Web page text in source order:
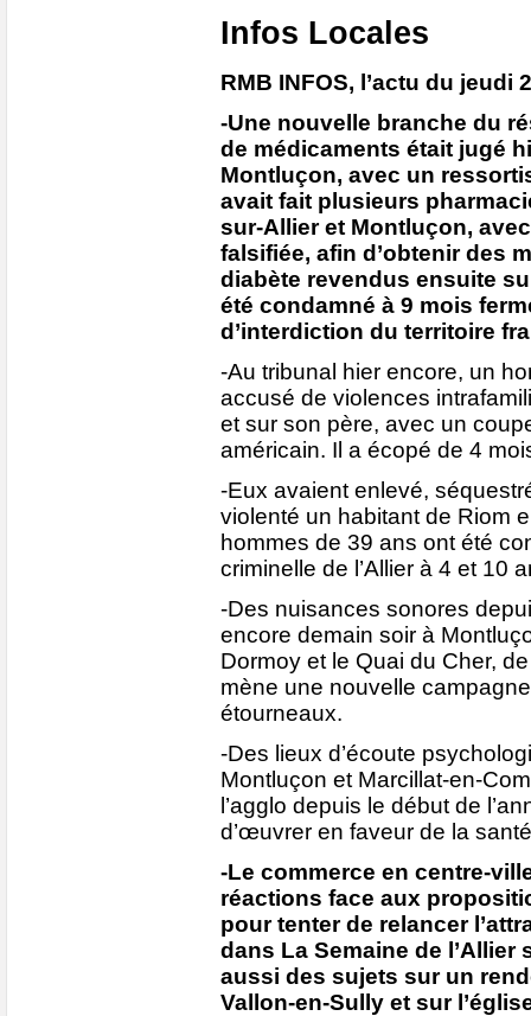
Infos Locales
RMB INFOS, l’actu du jeudi
-Une nouvelle branche du
de médicaments était jugé
Montluçon, avec un
avait fait plusieurs
sur-Allier et Montluçon,
falsifiée, afin d’obtenir des
diabète revendus ensuite
été condamné à 9 mois
d’interdiction du territoire
-Au tribunal hier encore, un
accusé de violences
et sur son père, avec un
américain. Il a écopé de 4
-Eux avaient enlevé,
violenté un habitant de Riom
hommes de 39 ans ont été
criminelle de l’Allier à 4 et 10
-Des nuisances sonores
encore demain soir à
Dormoy et le Quai du Cher,
mène une nouvelle
étourneaux.
-Des lieux d’écoute
Montluçon et Marcillat-en-
l’agglo depuis le début de
d’œuvrer en faveur de la
-Le commerce en centre-
réactions face aux
pour tenter de relancer
dans La Semaine de l’Allier
aussi des sujets sur un
Vallon-en-Sully et sur